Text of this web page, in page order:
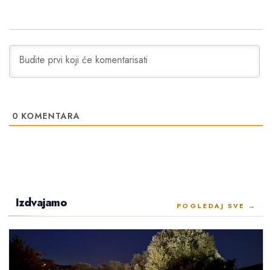
0 KOMENTARA
Izdvajamo POGLEDAJ SVE →